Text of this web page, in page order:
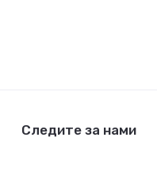
Следите за нами